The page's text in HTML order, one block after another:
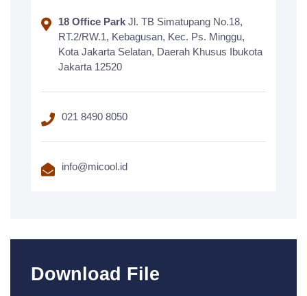
18 Office Park Jl. TB Simatupang No.18,
RT.2/RW.1, Kebagusan, Kec. Ps. Minggu,
Kota Jakarta Selatan, Daerah Khusus Ibukota
Jakarta 12520
021 8490 8050
info@micool.id
Download File